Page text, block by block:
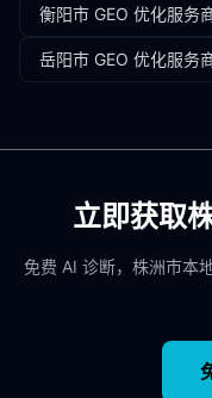
衡阳市 GEO 优化服务
岳阳市 GEO 优化服务
立即获取
免费 AI 诊断， 株洲市本